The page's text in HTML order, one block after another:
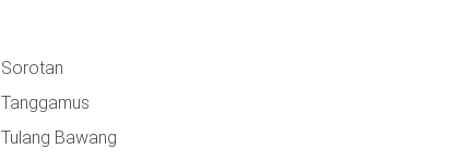
Sorotan
Tanggamus
Tulang Bawang